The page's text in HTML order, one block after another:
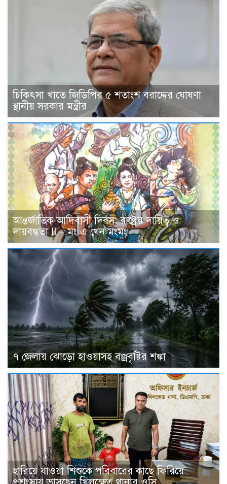
চিকিৎসা খাতে জিডিপির ৫ শতাংশ বরাদ্দের ঘোষণা
স্থানীয় সরকার মন্ত্রীর
আন্তর্জাতিক আদিবাসী দিবস: রাষ্ট্রের দায়িত্ব ও
দায়বদ্ধতা II – মং এ খেন মংমং
৭ জেলায় ঝোড়ো হাওয়াসহ বজ্রবৃষ্টির শঙ্কা
হারিয়ে যাওয়া শিশুকে পরিবারের কাছে ফিরিয়ে